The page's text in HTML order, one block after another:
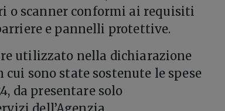
o scanner conformi ai requisiti
e pannelli protettive.
utilizzato nella dichiarazione
sono state sostenute le spese
da presentare solo